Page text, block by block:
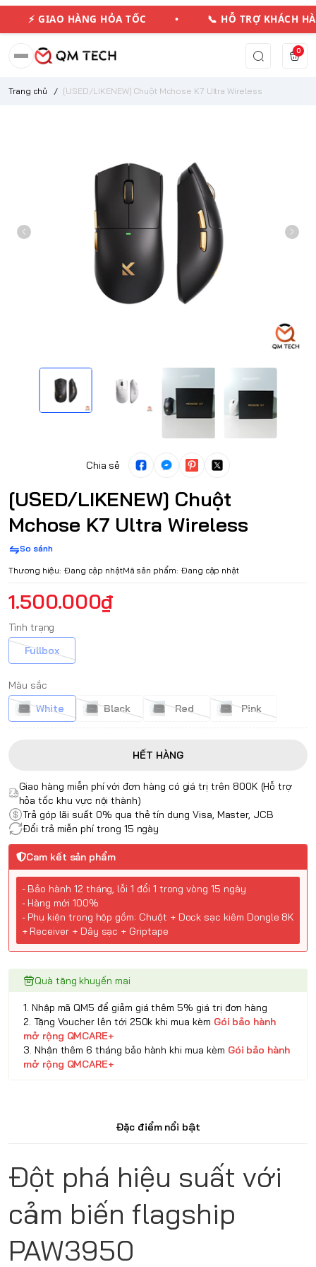
⚡ GIAO HÀNG HỎA TỐC • 📞 HỖ TRỢ
0
Trang chủ / [USED/LIKENEW] Chuột Mchose K7 Ultra Wireless
Chia sẻ
[USED/LIKENEW] Chuột
Mchose K7 Ultra Wireless
So sánh
Thương hiệu: Đang cập nhậtMã sản phẩm: Đang cập nhật
1.500.000₫
Tình trạng
Fullbox
Màu sắc
White
Black Red Pink
HẾT HÀNG
Giao hàng miễn phí với đơn hàng có giá trị trên 800K (Hỗ trợ
hỏa tốc khu vực nội thành)
Trả góp lãi suất 0% qua thẻ tín dụng Visa, Master, JCB
Đổi trả miễn phí trong 15 ngày
Cam kết sản phẩm
- Bảo hành 12 tháng, lỗi 1 đổi 1 trong vòng 15 ngày
- Hàng mới 100%
- Phụ kiện trong hộp gồm: Chuột + Dock sạc kiêm Dongle 8K
+ Receiver + Dây sạc + Griptape
Quà tặng khuyến mại
1. Nhập mã QM5 để giảm giá thêm 5% giá trị đơn hàng
2. Tặng Voucher lên tới 250k khi mua kèm Gói bảo hành
mở rộng QMCARE+
3. Nhận thêm 6 tháng bảo hành khi mua kèm Gói bảo hành
mở rộng QMCARE+
Đặc điểm nổi bật
Đột phá hiệu suất với
cảm biến flagship
PAW3950